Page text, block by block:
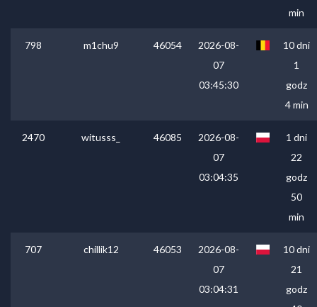
min
798 m1chu9 46054
2026-08-
07
03:45:30
10 dni
1
godz
4 min
2470 witusss_ 46085
2026-08-
07
03:04:35
1 dni
22
godz
50
min
707 chillik12 46053
2026-08-
07
03:04:31
10 dni
21
godz